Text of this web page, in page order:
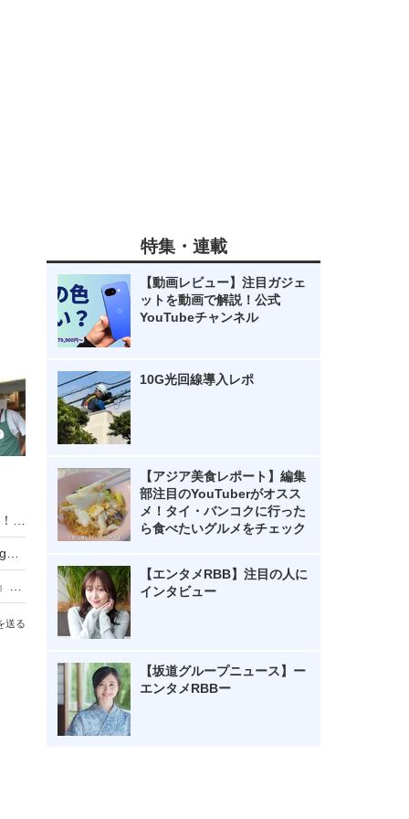
送る
特集・連載
【動画レビュー】注目ガジェ
ットを動画で解説！公式
YouTubeチャンネル
10G光回線導入レポ
【アジア美食レポート】編集
部注目のYouTuberがオスス
メ！タイ・バンコクに行った
ら食べたいグルメをチェック
【エンタメRBB】注目の人に
インタビュー
【坂道グループニュース】ー
エンタメRBBー